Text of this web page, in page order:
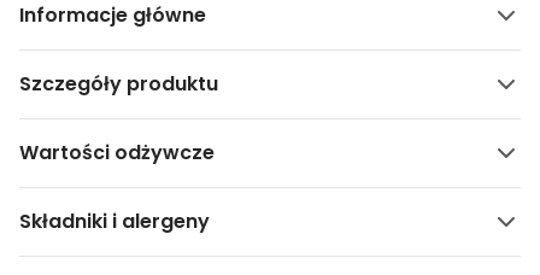
Informacje główne
Szczegóły produktu
Wartości odżywcze
Składniki i alergeny